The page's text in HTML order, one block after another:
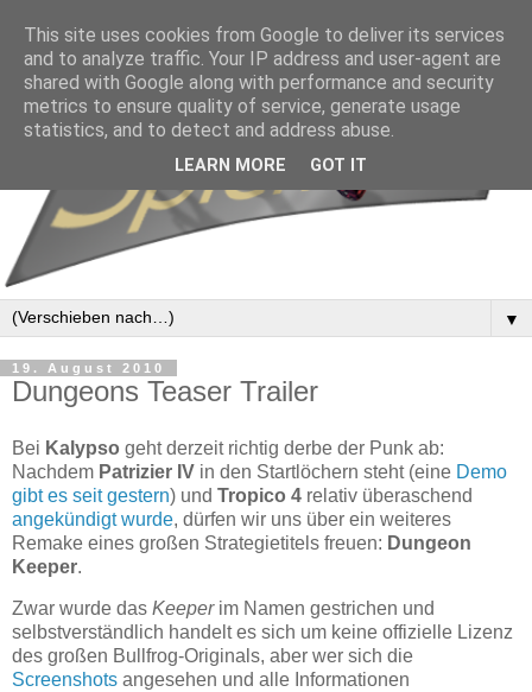
▼
19. August 2010
Dungeons Teaser Trailer
Bei Kalypso geht derzeit richtig derbe der Punk ab:
Nachdem Patrizier IV in den Startlöchern steht (eine Demo
gibt es seit gestern) und Tropico 4 relativ überaschend
angekündigt wurde, dürfen wir uns über ein weiteres
Remake eines großen Strategietitels freuen: Dungeon
Keeper.
Zwar wurde das Keeperim Namen gestrichen und
selbstverständlich handelt es sich um keine offizielle Lizenz
des großen Bullfrog-Originals, aber wer sich die
Screenshots angesehen und alle Informationen
This site uses cookies from Google to deliver its services
and to analyze traffic. Your IP address and user-agent are
shared with Google along with performance and security
metrics to ensure quality of service, generate usage
statistics, and to detect and address abuse.
LEARN MORE GOT IT